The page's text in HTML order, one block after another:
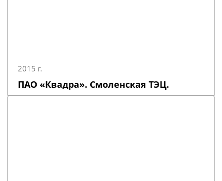
2015 г.
ПАО «Квадра». Смоленская ТЭЦ.